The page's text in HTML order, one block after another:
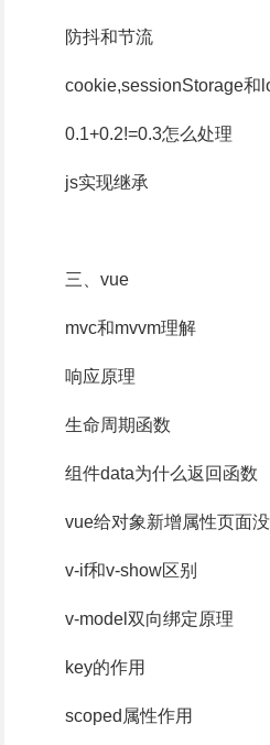
防抖和节流
cookie,sessionStorage和
0.1+0.2!=0.3怎么处理
js实现继承
三、vue
mvc和mvvm理解
响应原理
生命周期函数
组件data为什么返回函数
vue给对象新增属性页面
v-if和v-show区别
v-model双向绑定原理
key的作用
scoped属性作用